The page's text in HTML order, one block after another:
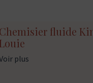
fluide
plus